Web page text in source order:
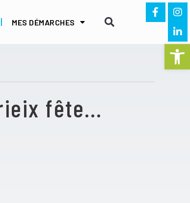
Ouvrir
MES DÉMARCHES
fête…